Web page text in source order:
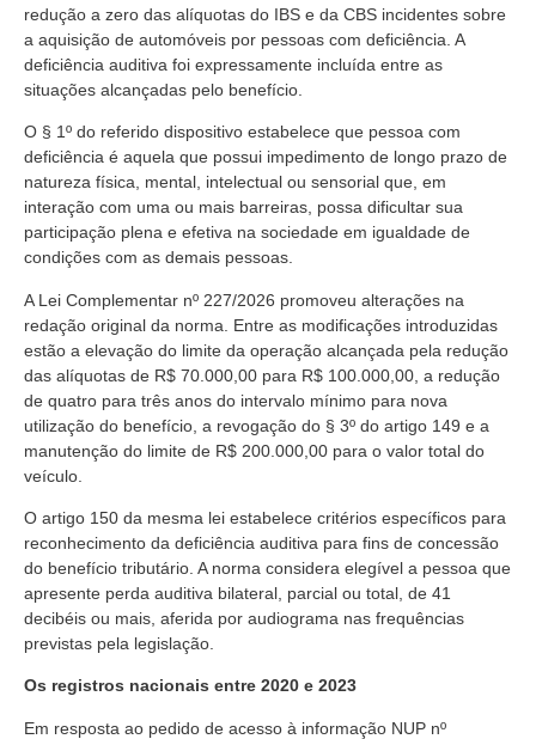
redução a zero das alíquotas do IBS e da CBS incidentes sobre
a aquisição de automóveis por pessoas com deficiência. A
deficiência auditiva foi expressamente incluída entre as
situações alcançadas pelo benefício.
O § 1º do referido dispositivo estabelece que pessoa com
deficiência é aquela que possui impedimento de longo prazo de
natureza física, mental, intelectual ou sensorial que, em
interação com uma ou mais barreiras, possa dificultar sua
participação plena e efetiva na sociedade em igualdade de
condições com as demais pessoas.
A Lei Complementar nº 227/2026 promoveu alterações na
redação original da norma. Entre as modificações introduzidas
estão a elevação do limite da operação alcançada pela redução
das alíquotas de R$ 70.000,00 para R$ 100.000,00, a redução
de quatro para três anos do intervalo mínimo para nova
utilização do benefício, a revogação do § 3º do artigo 149 e a
manutenção do limite de R$ 200.000,00 para o valor total do
veículo.
O artigo 150 da mesma lei estabelece critérios específicos para
reconhecimento da deficiência auditiva para fins de concessão
do benefício tributário. A norma considera elegível a pessoa que
apresente perda auditiva bilateral, parcial ou total, de 41
decibéis ou mais, aferida por audiograma nas frequências
previstas pela legislação.
Os registros nacionais entre 2020 e 2023
Em resposta ao pedido de acesso à informação NUP nº